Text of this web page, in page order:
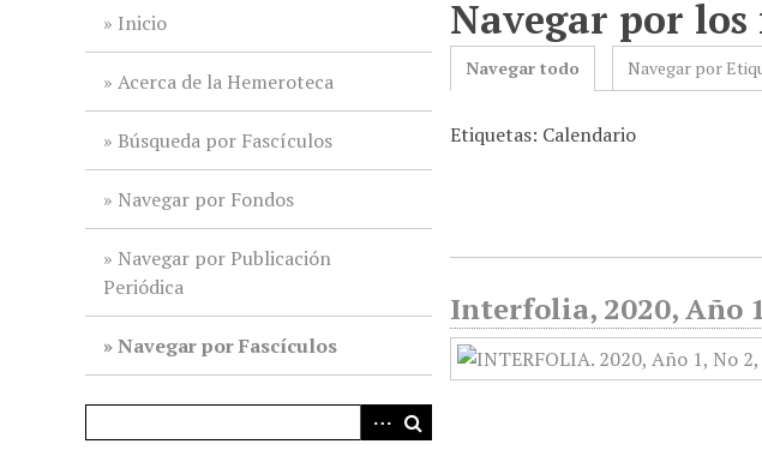
Inicio
Acerca de la Hemeroteca
Búsqueda por Fascículos
Navegar por Fondos
Navegar por Publicación
Periódica
Navegar por Fascículos
Navegar por
Navegar todo Navegar por
Etiquetas: Calendario
Interfolia, 2020, Año